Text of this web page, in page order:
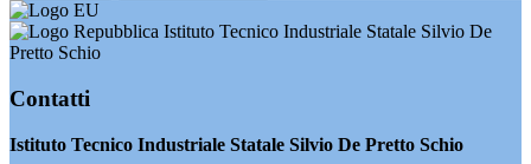
Istituto Tecnico Industriale Statale Silvio De
Pretto Schio
Contatti
Istituto Tecnico Industriale Statale Silvio De Pretto Schio